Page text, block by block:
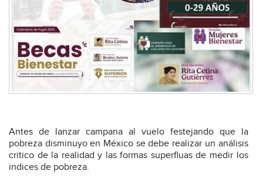
Antes de lanzar campana al vuelo festejando que la
pobreza disminuyo en México se debe realizar un análisis
critico de la realidad y las formas superfluas de medir los
indices de pobreza.